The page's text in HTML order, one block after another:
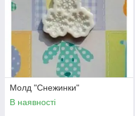
Молд "Снежинки"
В наявності